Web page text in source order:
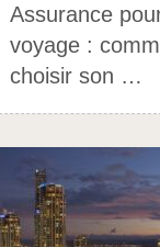
Assurance
voyage :
choisir son …